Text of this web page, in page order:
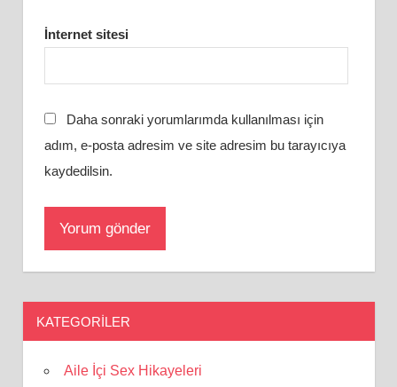
İnternet sitesi
Daha sonraki yorumlarımda kullanılması için
adım, e-posta adresim ve site adresim bu tarayıcıya
kaydedilsin.
KATEGORILER
Aile İçi Sex Hikayeleri